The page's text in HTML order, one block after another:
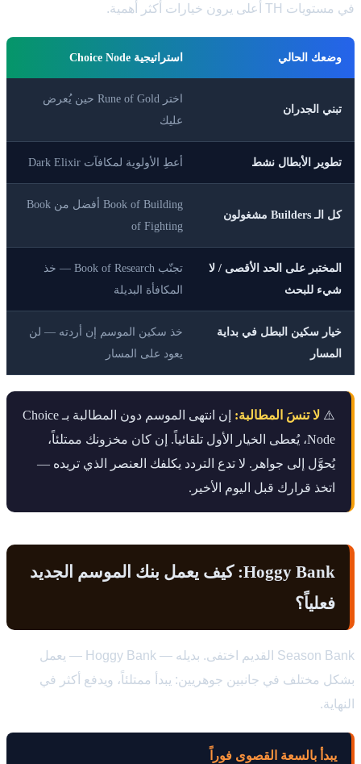
في مستويات TH أعلى يرون خيارات أكثر أهمية.
وضعك الحالي استراتيجية Choice Node
تبني الجدران
اختر Rune of Gold حين يُعرض
عليك
تطوير الأبطال نشط أعطِ الأولوية لمكافآت Dark Elixir
كل الـ Builders مشغولون
Book of Building أفضل من Book
of Fighting
المختبر على الحد الأقصى / لا
شيء للبحث
تجنّب Book of Research — خذ
المكافأة البديلة
خيار سكين البطل في بداية
المسار
خذ سكين الموسم إن أردته — لن
يعود على المسار
⚠️ لا تنسَ المطالبة:
إن انتهى الموسم دون المطالبة بـ Choice
Node، يُعطى الخيار الأول تلقائياً. إن كان مخزونك ممتلئاً،
يُحوَّل إلى جواهر. لا تدع التردد يكلفك العنصر الذي تريده —
اتخذ قرارك قبل اليوم الأخير.
Hoggy Bank: كيف يعمل بنك الموسم الجديد
فعلياً؟
Season Bank القديم اختفى. بديله — Hoggy Bank — يعمل
بشكل مختلف في جانبين جوهريين: يبدأ ممتلئاً، ويدفع أكثر في
النهاية.
يبدأ بالسعة القصوى فوراً